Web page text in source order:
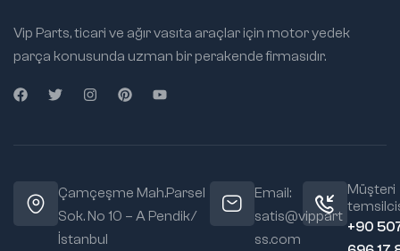
Vip Parts, ticari ve ağır vasıta araçlar için motor yedek
parça konusunda uzman bir perakende firmasıdır.
Çamçeşme Mah.Parsel
Sok. No 10 – A Pendik/
İstanbul
Email:
satis@vippart
ss.com
Müşteri
+90